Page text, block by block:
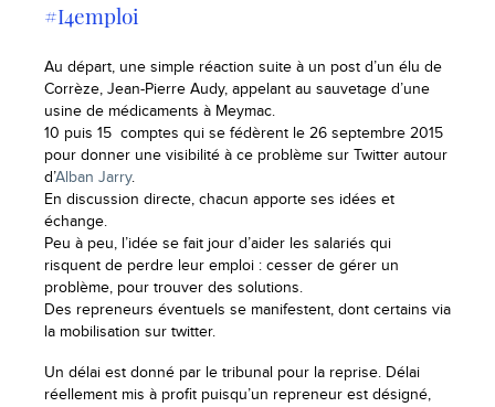
#I4emploi
Au départ, une simple réaction suite à un post d’un élu de
Corrèze, Jean-Pierre Audy, appelant au sauvetage d’une
usine de médicaments à Meymac.
10 puis 15 comptes qui se fédèrent le 26 septembre 2015
pour donner une visibilité à ce problème sur Twitter autour
d’Alban Jarry.
En discussion directe, chacun apporte ses idées et
échange.
Peu à peu, l’idée se fait jour d’aider les salariés qui
risquent de perdre leur emploi : cesser de gérer un
problème, pour trouver des solutions.
Des repreneurs éventuels se manifestent, dont certains via
la mobilisation sur twitter.
Un délai est donné par le tribunal pour la reprise. Délai
réellement mis à profit puisqu’un repreneur est désigné,